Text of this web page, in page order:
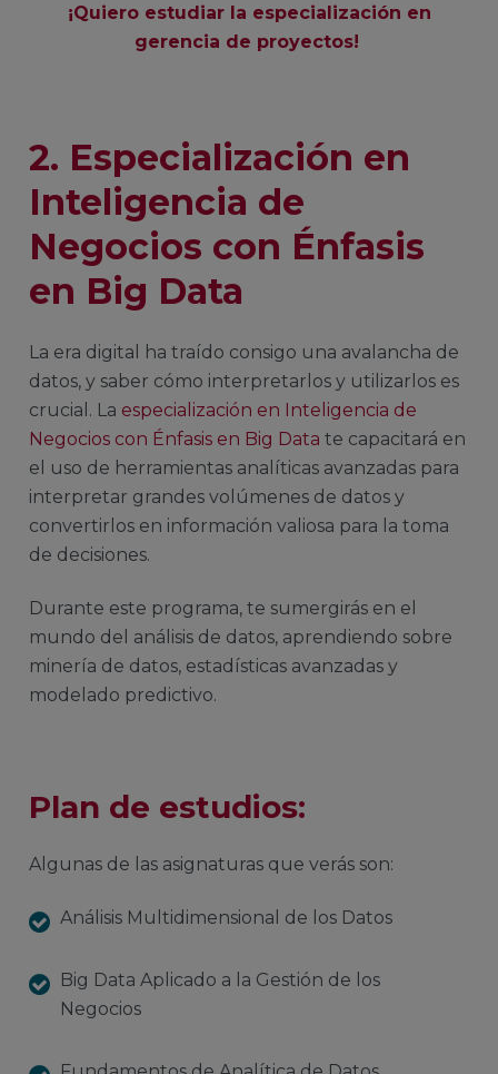
¡Quiero estudiar la especialización en
gerencia de proyectos!
2. Especialización en
Inteligencia de
Negocios con Énfasis
en Big Data
La era digital ha traído consigo una avalancha de
datos, y saber cómo interpretarlos y utilizarlos es
crucial. La especialización en Inteligencia de
Negocios con Énfasis en Big Data te capacitará en
el uso de herramientas analíticas avanzadas para
interpretar grandes volúmenes de datos y
convertirlos en información valiosa para la toma
de decisiones.
Durante este programa, te sumergirás en el
mundo del análisis de datos, aprendiendo sobre
minería de datos, estadísticas avanzadas y
modelado predictivo.
Plan de estudios:
Algunas de las asignaturas que verás son:
Análisis Multidimensional de los Datos
Big Data Aplicado a la Gestión de los
Negocios